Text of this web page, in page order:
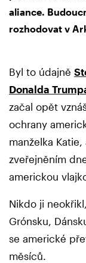
aliance.
rozhodovat v
Byl to údajně
Donalda
začal opět
ochrany
manželka
zveřejněním
americkou
Nikdo ji
Grónsku,
se americké
měsíců.